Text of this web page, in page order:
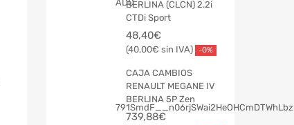
BERLINA (CLCN) 2.2i
CTDi Sport
48,40€
40,00€ -0%
CAJA CAMBIOS
RENAULT MEGANE IV
BERLINA 5P Zen
739,88€